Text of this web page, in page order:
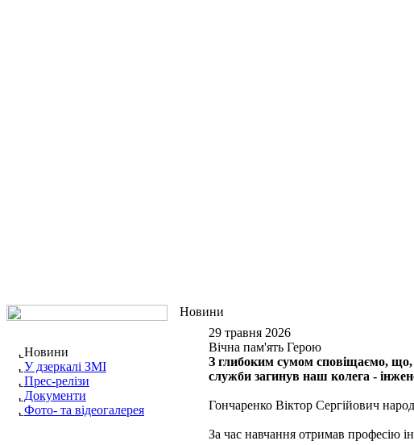
Новини
У дзеркалі ЗМІ
Прес-релізи
Документи
Фото- та відеогалерея
Новини
29 травня 2026
Вічна пам'ять Герою
З глибоким сумом сповіщаємо, що,
служби загинув наш колега -
Гончаренко Віктор Сергійович
За час навчання отримав професію